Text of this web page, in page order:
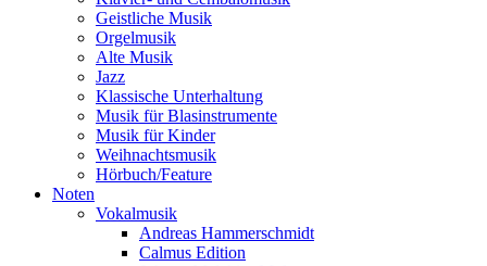
Geistliche Musik
Orgelmusik
Alte Musik
Jazz
Klassische Unterhaltung
Musik für Blasinstrumente
Musik für Kinder
Weihnachtsmusik
Hörbuch/Feature
Noten
Vokalmusik
Andreas Hammerschmidt
Calmus Edition